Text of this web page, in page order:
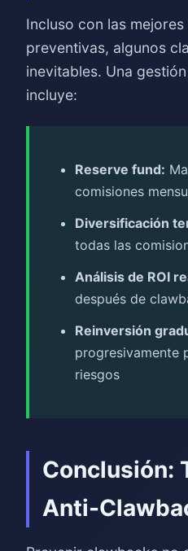
Incluso con las
preventivas, algunos
inevitables. Una
incluye:
Reserve fund:
comisiones
Diversificación
todas las
Análisis de ROI
después de
Reinversión
progresivamente
riesgos
Conclusión:
Anti-